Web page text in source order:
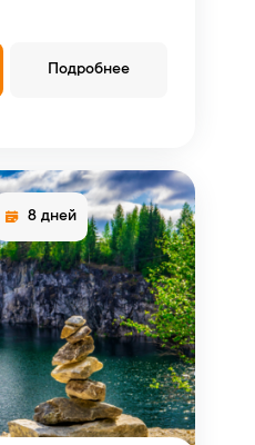
Подробнее
8 дней